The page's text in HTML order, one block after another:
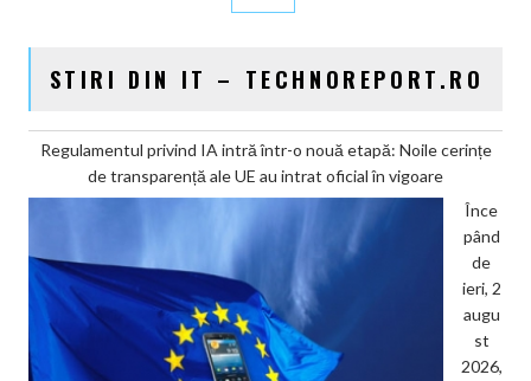
STIRI DIN IT – TECHNOREPORT.RO
Regulamentul privind IA intră într-o nouă etapă: Noile cerințe
de transparență ale UE au intrat oficial în vigoare
Înce
pând
de
ieri, 2
augu
st
2026,